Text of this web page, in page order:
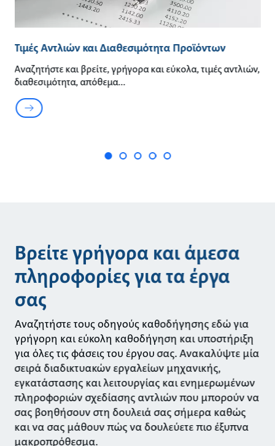
Τιμές Αντλιών και Διαθεσιμότητα Προϊόντων
Αναζητήστε και βρείτε, γρήγορα και εύκολα, τιμές αντλιών,
διαθεσιμότητα, απόθεμα
Βρείτε γρήγορα και άμεσα
πληροφορίες για τα έργα
σας
Αναζητήστε τους οδηγούς καθοδήγησης εδώ για
γρήγορη και εύκολη καθοδήγηση και υποστήριξη
για όλες τις φάσεις του έργου σας. Ανακαλύψτε μία
σειρά διαδικτυακών εργαλείων μηχανικής,
εγκατάστασης και λειτουργίας και ενημερωμένων
πληροφοριών σχεδίασης αντλιών που μπορούν να
σας βοηθήσουν στη δουλειά σας σήμερα καθώς
και να σας μάθουν πώς να δουλεύετε πιο έξυπνα
μακροπρόθεσμα.